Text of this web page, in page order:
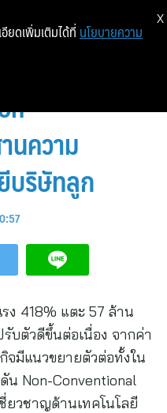
ำไรทะยาน
นความ
บริษัทลูก
ง 418% แตะ 57 ล้าน
บตัวดีขึ้นต่อเนื่อง จากค่า
จมีแนวขยายตัวต่อทั้งใน
น Non-Conventional
ยวชาญด้านเทคโนโลยี
ยดเพิ่มเติมได้ที่ นโยบายความ
X